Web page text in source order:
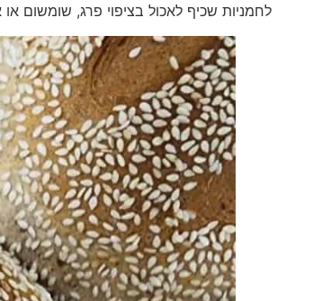
לחמניות שכיף לאכול בציפוי פרג, שומשום או